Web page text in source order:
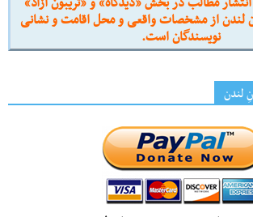
لندن از مشخصات واقعی و محل اقامت و نشانی
نویسندگان است.
لندن